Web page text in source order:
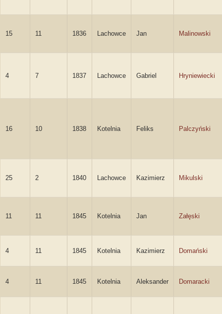
15 11 1836 Lachowce Jan Malinowski
4 7 1837 Lachowce Gabriel Hryniewiecki
16 10 1838 Kotelnia Feliks Palczyński
25 2 1840 Lachowce Kazimierz Mikulski
11 11 1845 Kotelnia Jan Załęski
4 11 1845 Kotelnia Kazimierz Domański
4 11 1845 Kotelnia Aleksander Domaracki